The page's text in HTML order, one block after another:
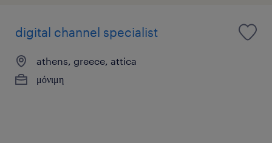
digital channel specialist
athens, greece, attica
μόνιμη